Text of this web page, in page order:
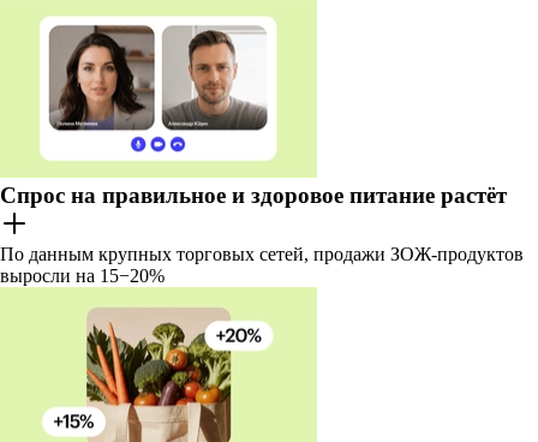
Спрос на правильное и здоровое питание растёт
По данным крупных торговых сетей, продажи ЗОЖ-продуктов
выросли на 15−20%